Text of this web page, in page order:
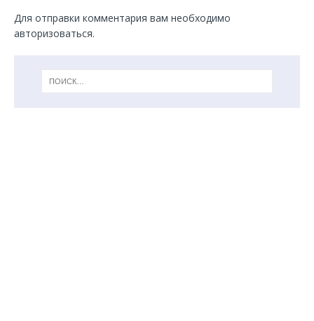
Для отправки комментария вам необходимо
авторизоваться.